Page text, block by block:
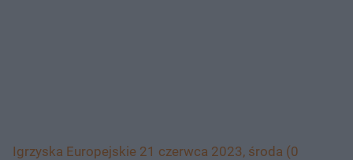
Igrzyska Europejskie 21 czerwca 2023, środa (0